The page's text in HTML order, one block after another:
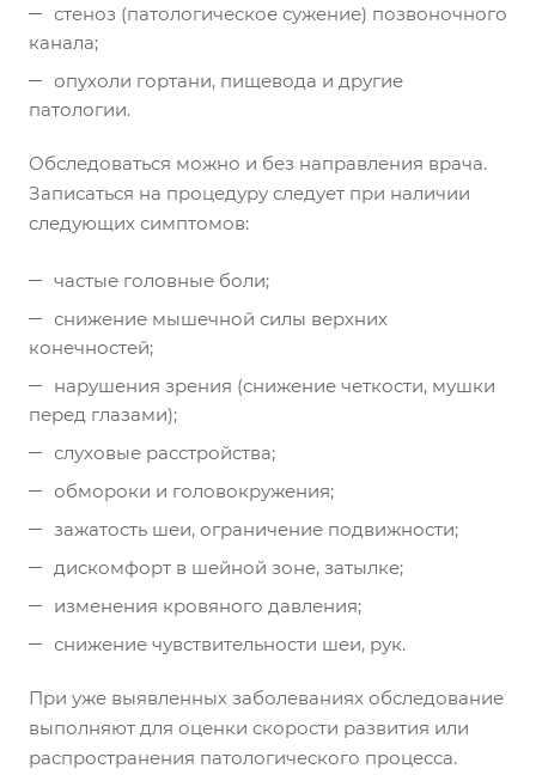
стеноз (патологическое сужение) позвоночного
канала;
опухоли гортани, пищевода и другие
патологии.
Обследоваться можно и без направления врача.
Записаться на процедуру следует при наличии
следующих симптомов:
частые головные боли;
снижение мышечной силы верхних
конечностей;
нарушения зрения (снижение четкости, мушки
перед глазами);
слуховые расстройства;
обмороки и головокружения;
зажатость шеи, ограничение подвижности;
дискомфорт в шейной зоне, затылке;
изменения кровяного давления;
снижение чувствительности шеи, рук.
При уже выявленных заболеваниях обследование
выполняют для оценки скорости развития или
распространения патологического процесса.